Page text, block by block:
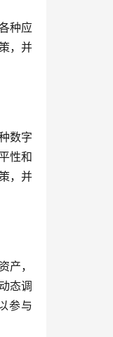
种应
，并
数字
性和
，并
产，
态调
参与